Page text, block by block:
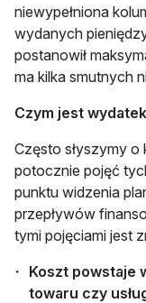
niewypełniona
wydanych
postanowił
ma kilka smutnych
Czym jest
Często słyszymy
potocznie pojęć
punktu widzenia
przepływów
tymi pojęciami jest
Koszt powstaje
towaru czy